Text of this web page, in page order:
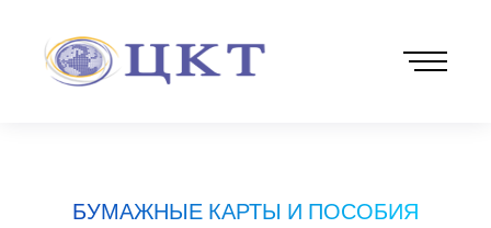
БУМАЖНЫЕ КАРТЫ И ПОСОБИЯ